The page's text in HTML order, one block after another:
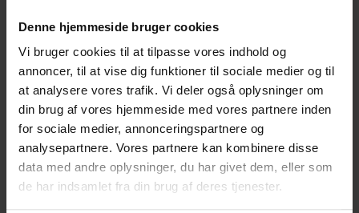
Denne hjemmeside bruger cookies
Vi bruger cookies til at tilpasse vores indhold og
annoncer, til at vise dig funktioner til sociale medier og til
at analysere vores trafik. Vi deler også oplysninger om
din brug af vores hjemmeside med vores partnere inden
for sociale medier, annonceringspartnere og
analysepartnere. Vores partnere kan kombinere disse
data med andre oplysninger, du har givet dem, eller som
de har indsamlet fra din brug af deres tjenester.
studerende fra hele landet, gør bare deres
resultater endnu mere imponerende, og
derfor har MARTEC fortjent at vinde, siger
Karl Erik Slynge.
- MARTEC skal fremhæves for at være en
uddannelsesinstitution, der er på forkant